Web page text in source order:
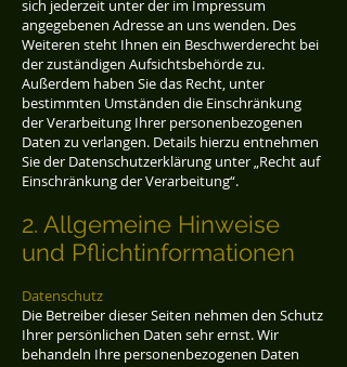
sich jederzeit unter der im Impressum
angegebenen Adresse an uns wenden. Des
Weiteren steht Ihnen ein Beschwerderecht bei
der zuständigen Aufsichtsbehörde zu.
Außerdem haben Sie das Recht, unter
bestimmten Umständen die Einschränkung
der Verarbeitung Ihrer personenbezogenen
Daten zu verlangen. Details hierzu entnehmen
Sie der Datenschutzerklärung unter „Recht auf
Einschränkung der Verarbeitung“.
2. Allgemeine Hinweise
und Pflichtinformationen
Datenschutz
Die Betreiber dieser Seiten nehmen den Schutz
Ihrer persönlichen Daten sehr ernst. Wir
behandeln Ihre personenbezogenen Daten